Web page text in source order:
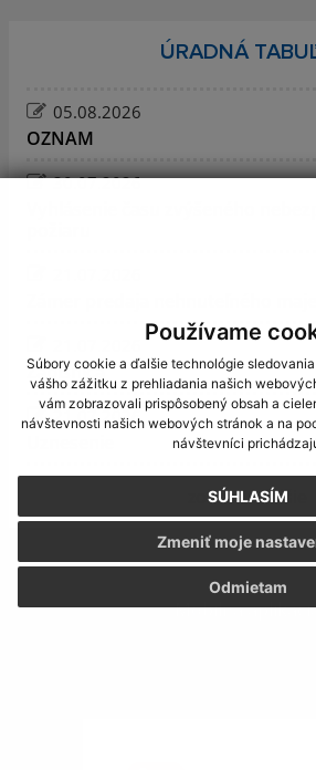
Používame
Súbory cookie a ďalšie technológie
vášho zážitku z prehliadania našich
vám zobrazovali prispôsobený obsah a
návštevnosti našich webových stránok a na
návštevníci
SÚHLASÍM
Odmietam
Zmeniť moje
ÚRADNÁ
05.08.2026
OZNAM
30.07.2026
Zápisnica
21.07.2026
zobraziť ďalšie
Mobilná